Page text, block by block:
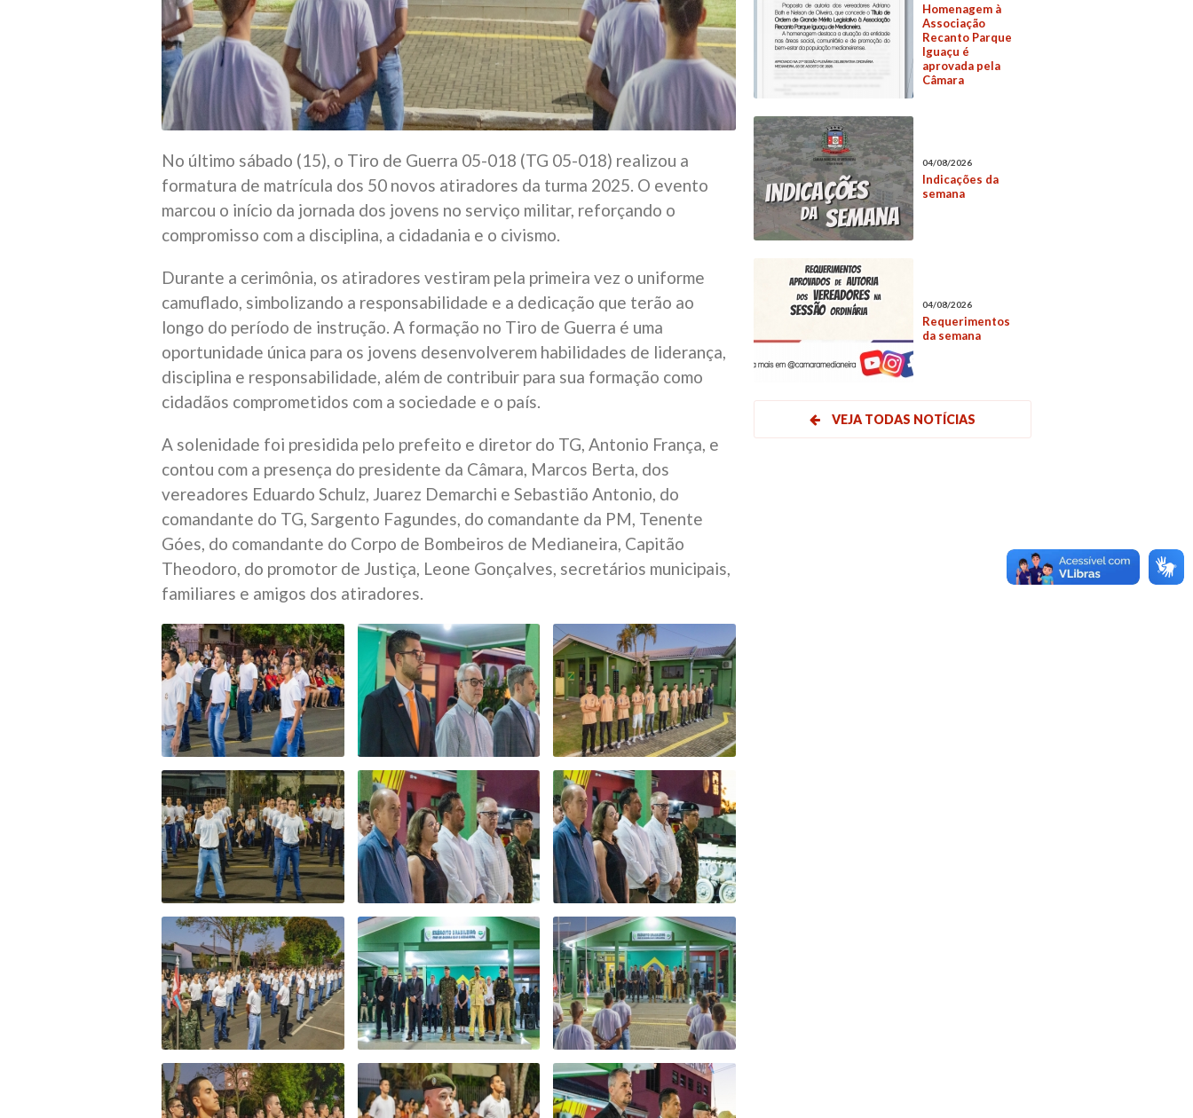
No último sábado (15), o Tiro de Guerra 05-018 (TG 05-018) realizou a
formatura de matrícula dos 50 novos atiradores da turma 2025. O evento
marcou o início da jornada dos jovens no serviço militar, reforçando o
compromisso com a disciplina, a cidadania e o civismo.
Durante a cerimônia, os atiradores vestiram pela primeira vez o uniforme
camuflado, simbolizando a responsabilidade e a dedicação que terão ao
longo do período de instrução. A formação no Tiro de Guerra é uma
oportunidade única para os jovens desenvolverem habilidades de liderança,
disciplina e responsabilidade, além de contribuir para sua formação como
cidadãos comprometidos com a sociedade e o país.
A solenidade foi presidida pelo prefeito e diretor do TG, Antonio França, e
contou com a presença do presidente da Câmara, Marcos Berta, dos
vereadores Eduardo Schulz, Juarez Demarchi e Sebastião Antonio, do
comandante do TG, Sargento Fagundes, do comandante da PM, Tenente
Góes, do comandante do Corpo de Bombeiros de Medianeira, Capitão
Theodoro, do promotor de Justiça, Leone Gonçalves, secretários municipais,
familiares e amigos dos atiradores.
Homenagem à
Associação
Recanto Parque
Iguaçu é
aprovada pela
Câmara
04/08/2026
Indicações da
semana
04/08/2026
Requerimentos
da semana
VEJA TODAS NOTÍCIAS